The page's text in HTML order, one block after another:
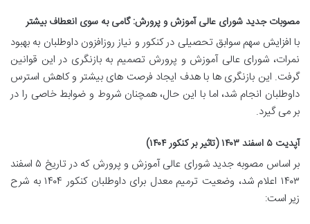
مصوبات جدید شورای عالی آموزش و پرورش: گامی به سوی انعطاف بیشتر
با افزایش سهم سوابق تحصیلی در کنکور و نیاز روزافزون داوطلبان به بهبود
نمرات، شورای عالی آموزش و پرورش تصمیم به بازنگری در این قوانین
گرفت. این بازنگری ها با هدف ایجاد فرصت های بیشتر و کاهش استرس
داوطلبان انجام شد، اما با این حال، همچنان شروط و ضوابط خاصی را در
بر می گیرد.
آپدیت ۵ اسفند ۱۴۰۳ (تاثیر بر کنکور ۱۴۰۴)
بر اساس مصوبه جدید شورای عالی آموزش و پرورش که در تاریخ ۵ اسفند
۱۴۰۳ اعلام شد، وضعیت ترمیم معدل برای داوطلبان کنکور ۱۴۰۴ به شرح
زیر است: